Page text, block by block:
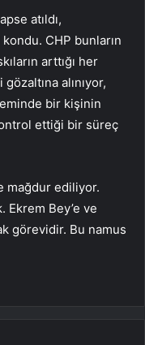
atıldı,
CHP bunların
arttığı her
alınıyor,
bir kişinin
ettiği bir süreç
mağdur ediliyor.
Bey’e ve
görevidir. Bu namus